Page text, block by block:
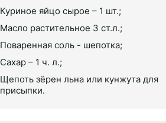
Куриное яйцо сырое – 1 шт.;
Масло растительное 3 ст.л.;
Поваренная соль - шепотка;
Сахар – 1 ч. л.;
Щепоть зёрен льна или кунжута для
присыпки.